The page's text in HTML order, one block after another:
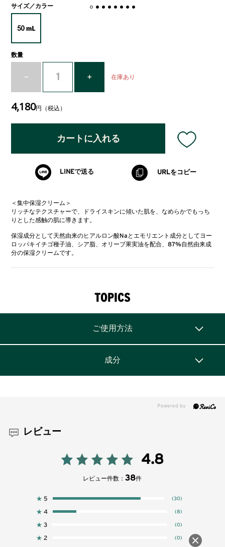
サイズ／カラー
数量
在庫あり
4,180円（税込）
カートに入れる
LINEで送る URLをコピー
＜集中保湿クリーム＞
リッチなテクスチャーで、ドライスキンに傾いた肌を、なめらかでもっち
りとした感触の肌に導きます。
保湿成分として天然由来のヒアルロン酸Naとエモリエント成分としてヨー
ロッパキイチゴ種子油、シア脂、オリーブ果実油を配合、87%自然由来成
分の保湿クリームです。
TOPICS
ご使用方法
成分
レビュー
4.8
レビュー件数：38件
★ 5 (30)
★ 4 (8)
★ 3 (0)
★ 2 (0)